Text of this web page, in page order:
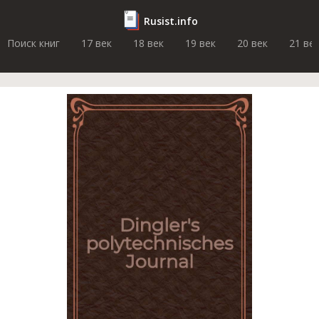
Rusist.info
Поиск книг
17 век 18 век 19 век 20 век 21 век